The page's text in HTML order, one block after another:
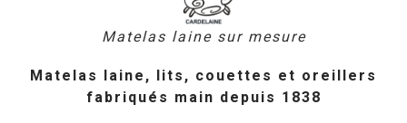
Matelas laine sur mesure
Matelas laine, lits, couettes et oreillers
fabriqués main depuis 1838